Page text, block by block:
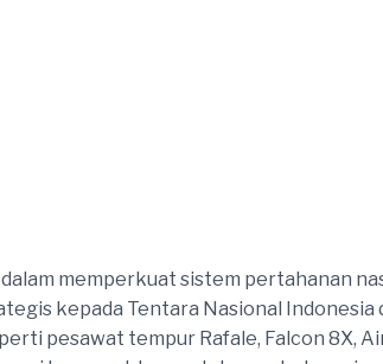
memperkuat sistem pertahanan
kepada Tentara Nasional Indonesia
pesawat tempur Rafale, Falcon 8X,